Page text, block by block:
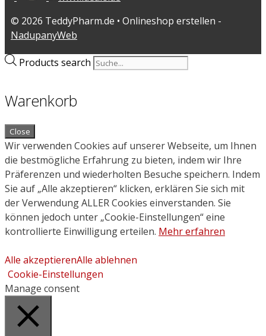
© 2026 TeddyPharm.de • Onlineshop erstellen -
NadupanyWeb
Products search
Warenkorb
Close
Wir verwenden Cookies auf unserer Webseite, um Ihnen
die bestmögliche Erfahrung zu bieten, indem wir Ihre
Präferenzen und wiederholten Besuche speichern. Indem
Sie auf „Alle akzeptieren“ klicken, erklären Sie sich mit
der Verwendung ALLER Cookies einverstanden. Sie
können jedoch unter „Cookie-Einstellungen“ eine
kontrollierte Einwilligung erteilen. Mehr erfahren
Alle akzeptierenAlle ablehnen
Cookie-Einstellungen
Manage consent